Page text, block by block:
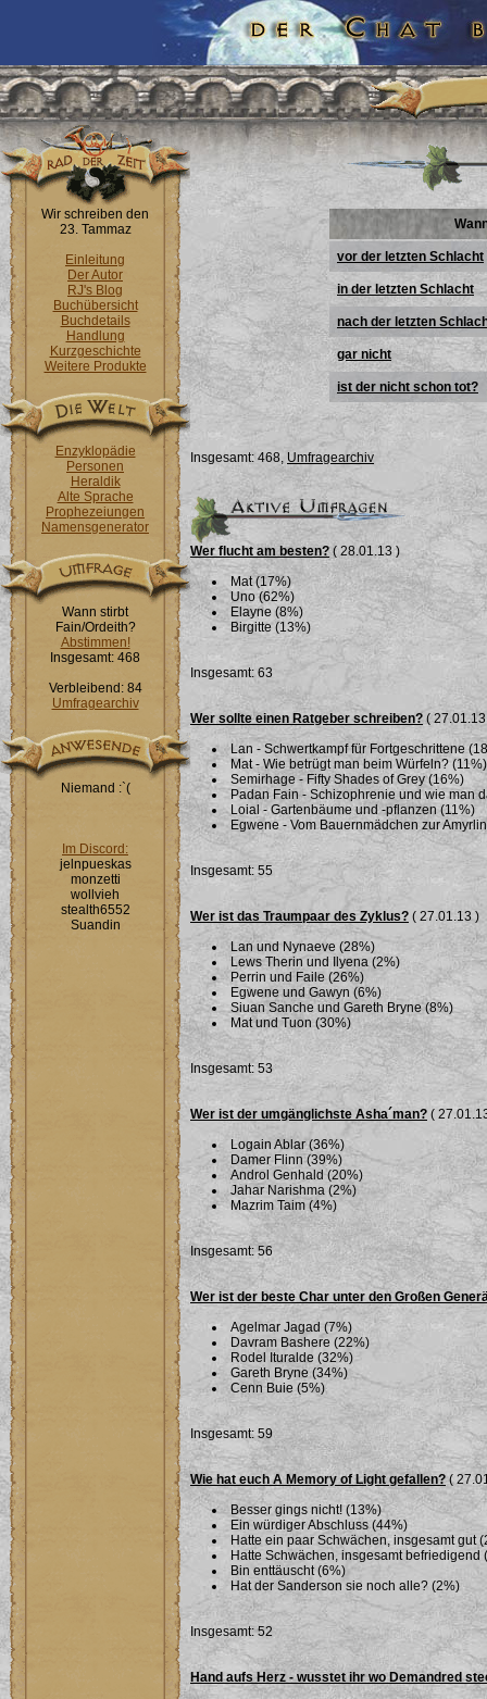
Wir schreiben den
23. Tammaz
Einleitung
Der Autor
RJ's Blog
Buchübersicht
Buchdetails
Handlung
Kurzgeschichte
Weitere Produkte
Enzyklopädie
Personen
Heraldik
Alte Sprache
Prophezeiungen
Namensgenerator
Wann stirbt
Fain/Ordeith?
Abstimmen!
Insgesamt: 468
Verbleibend: 84
Umfragearchiv
Niemand :`(
Im Discord:
jelnpueskas
monzetti
wollvieh
stealth6552
Suandin
vor der letzten Schlacht
in der letzten Schlacht
nach der letzten
gar nicht
ist der nicht schon tot?
Insgesamt: 468, Umfragearchiv
Wer flucht am besten?( 28.01.13 )
Mat (17%)
Uno (62%)
Elayne (8%)
Birgitte (13%)
Insgesamt: 63
Wer sollte einen Ratgeber schreiben? (
Lan - Schwertkampf für Fortgeschrittene
Mat - Wie betrügt man beim Würfeln? (11%)
Semirhage - Fifty Shades of Grey (16%)
Padan Fain - Schizophrenie und wie man
Loial - Gartenbäume und -pflanzen (11%)
Egwene - Vom Bauernmädchen zur
Insgesamt: 55
Wer ist das Traumpaar des Zyklus? ( 27.01.13 )
Lan und Nynaeve (28%)
Lews Therin und Ilyena (2%)
Perrin und Faile (26%)
Egwene und Gawyn (6%)
Siuan Sanche und Gareth Bryne (8%)
Mat und Tuon (30%)
Insgesamt: 53
Wer ist der umgänglichste Asha´man? (
Logain Ablar (36%)
Damer Flinn (39%)
Androl Genhald (20%)
Jahar Narishma (2%)
Mazrim Taim (4%)
Insgesamt: 56
Wer ist der beste Char unter den Großen
Agelmar Jagad (7%)
Davram Bashere (22%)
Rodel Ituralde (32%)
Gareth Bryne (34%)
Cenn Buie (5%)
Insgesamt: 59
Wie hat euch A Memory of Light gefallen?(
Besser gings nicht! (13%)
Ein würdiger Abschluss (44%)
Hatte ein paar Schwächen, insgesamt gut
Hatte Schwächen, insgesamt befriedigend
Bin enttäuscht (6%)
Hat der Sanderson sie noch alle? (2%)
Insgesamt: 52
Hand aufs Herz - wusstet ihr wo Demandred